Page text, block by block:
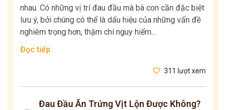
nhau. Có những vị trí đau đầu mà bà con cần đặc biệt
lưu ý, bởi chúng có thể là dấu hiệu của những vấn đề
nghiêm trọng hơn, thậm chí nguy hiểm...
Đọc tiếp
311 lượt xem
Đau Đầu Ăn Trứng Vịt Lộn Được Không?